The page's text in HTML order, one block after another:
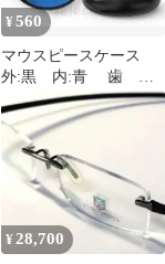
¥ 560
マウスピースケース
外:黒 内:青 歯 矯
正 インビザライン
リテーナーケース
¥28,700